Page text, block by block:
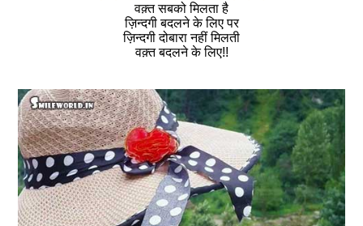
वक़्त सबको मिलता है
ज़िन्दगी बदलने के लिए पर
ज़िन्दगी दोबारा नहीं मिलती
वक़्त बदलने के लिए!!